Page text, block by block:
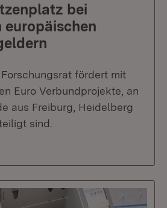
bei
europäischen
fördert mit
Euro Verbundprojekte, an
aus Freiburg, Heidelberg
sind.